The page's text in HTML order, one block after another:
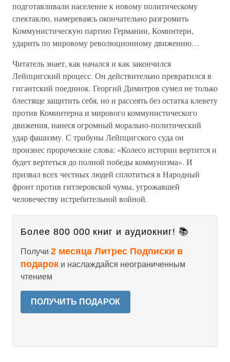
подготавливали население к новому политическому
спектаклю, намереваясь окончательно разгромить
Коммунистическую партию Германии, Коминтерн,
ударить по мировому революционному движению…
Читатель знает, как начался и как закончился
Лейпцигский процесс. Он действительно превратился в
гигантский поединок. Георгий Димитров сумел не только
блестяще защитить себя, но и рассеять без остатка клевету
против Коминтерна и мирового коммунистического
движения, нанеся огромный морально-политический
удар фашизму. С трибуны Лейпцигского суда он
произнес пророческие слова: «Колесо истории вертится и
будет вертеться до полной победы коммунизма». И
призвал всех честных людей сплотиться в Народный
фронт против гитлеровской чумы, угрожавшей
человечеству истребительной войной.
Более 800 000 книг и аудиокниг! 📚
Получи 2 месяца Литрес Подписки в
подарок и наслаждайся неограниченным
чтением
ПОЛУЧИТЬ ПОДАРОК